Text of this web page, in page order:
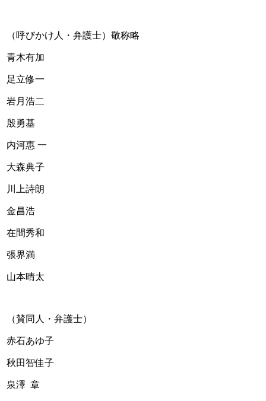
（呼びかけ人・弁護士）敬称略
青木有加
足立修一
岩月浩二
殷勇基
内河惠 一
大森典子
川上詩朗
金昌浩
在間秀和
張界満
山本晴太
（賛同人・弁護士）
赤石あゆ子
秋田智佳子
泉澤  章